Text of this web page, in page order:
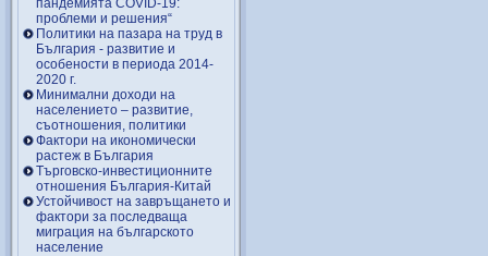
пандемията COVID-19:
проблеми и решения“
Политики на пазара на труд в
България - развитие и
особености в периода 2014-
2020 г.
Минимални доходи на
населението – развитие,
съотношения, политики
Фактори на икономически
растеж в България
Търговско-инвестиционните
отношения България-Китай
Устойчивост на завръщането и
фактори за последваща
миграция на българското
население